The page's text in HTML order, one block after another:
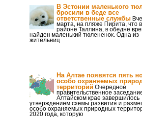
В Эстонии маленького
бросили в беде все
ответственные службы
марта, на пляже Пирита, что в
районе Таллина, в обедне
найден маленький тюлененок. Одна из
жительниц
На Алтае появятся пять
особо охраняемых
территорий Очередное
правительственное
Алтайском крае завершилось
утверждением схемы развития и
особо охраняемых природных
2020 года, которую